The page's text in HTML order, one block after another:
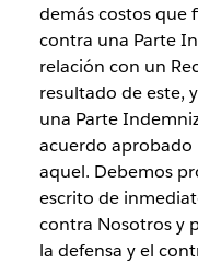
demás costos que
contra una Parte
relación con un
resultado de este,
una Parte
acuerdo aprobado
aquel. Debemos
escrito de
contra Nosotros y
la defensa y el